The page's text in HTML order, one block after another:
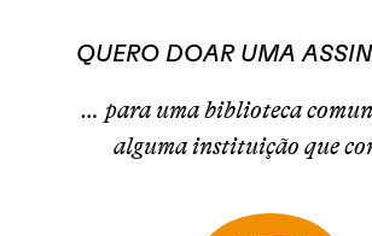
QUERO DOAR UMA
… para uma biblioteca
alguma instituição que